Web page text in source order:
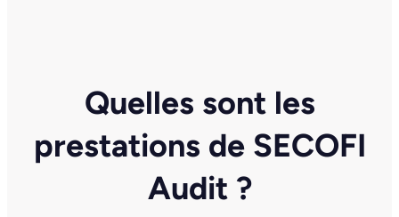
Quelles sont les
prestations de SECOFI
Audit ?